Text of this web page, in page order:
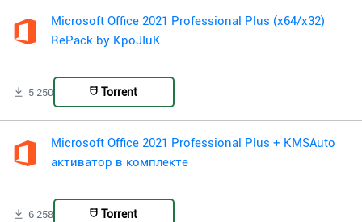
Microsoft Office 2021 Professional Plus (x64/x32)
RePack by KpoJIuK
5 250 Torrent
Microsoft Office 2021 Professional Plus + KMSAuto
активатор в комплекте
6 258 Torrent